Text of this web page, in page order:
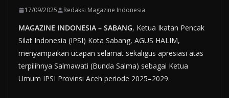
17/09/2025 Redaksi Magazine Indonesia
MAGAZINE INDONESIA – SABANG, Ketua Ikatan Pencak
Silat Indonesia (IPSI) Kota Sabang, AGUS HALIM,
menyampaikan ucapan selamat sekaligus apresiasi atas
terpilihnya Salmawati (Bunda Salma) sebagai Ketua
Umum IPSI Provinsi Aceh periode 2025–2029.